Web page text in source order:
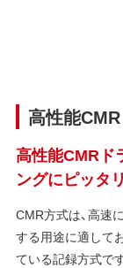
高性能
高性能CMRド
ングにピッタ
CMR方式は、高速
する用途に適して
ている記録方式で